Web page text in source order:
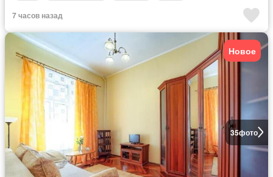
7 часов назад
35фото
Новое